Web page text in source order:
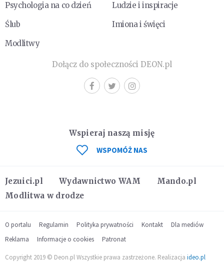
Psychologia na co dzień
Ludzie i inspiracje
Ślub
Imiona i święci
Modlitwy
Dołącz do społeczności DEON.pl
Jezuici.pl Wydawnictwo WAM
Mando.pl
Modlitwa w drodze
Wspieraj naszą misję
WSPOMÓŻ NAS
O portalu Regulamin Polityka prywatności Kontakt
Dla mediów
Reklama
Informacje o cookies Patronat
Copyright 2019 © Deon.pl Wszystkie prawa zastrzeżone. Realizacja ideo.pl